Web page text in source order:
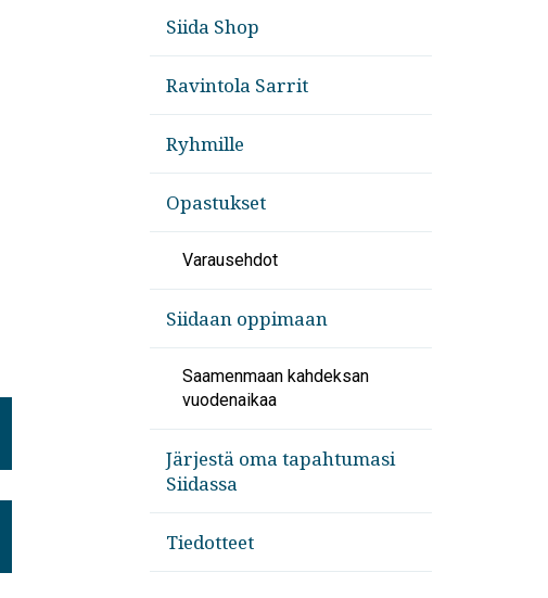
Siida Shop
Ravintola Sarrit
Ryhmille
Opastukset
Varausehdot
Siidaan oppimaan
Saamenmaan kahdeksan
vuodenaikaa
Järjestä oma tapahtumasi
Siidassa
Tiedotteet